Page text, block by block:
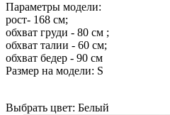
Параметры модели:
рост- 168 см;
обхват груди - 80 см ;
обхват талии - 60 см;
обхват бедер - 90 см
Размер на модели: S
Выбрать цвет: Белый